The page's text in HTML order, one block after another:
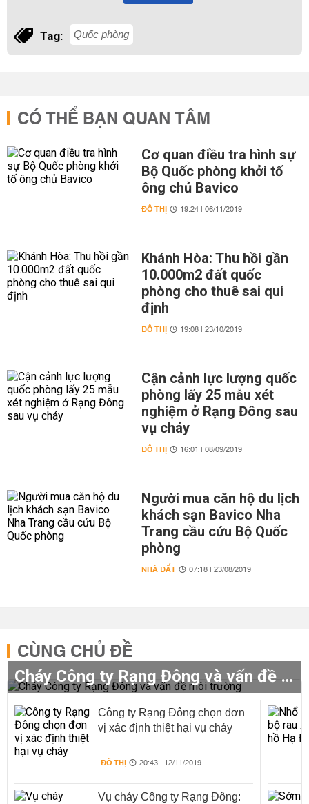
Tag: Quốc phòng
CÓ THỂ BẠN QUAN TÂM
Cơ quan điều tra hình sự
Bộ Quốc phòng khởi tố
ông chủ Bavico
ĐÔ THỊ 19:24 | 06/11/2019
Khánh Hòa: Thu hồi gần
10.000m2 đất quốc
phòng cho thuê sai qui
định
ĐÔ THỊ 19:08 | 23/10/2019
Cận cảnh lực lượng quốc
phòng lấy 25 mẫu xét
nghiệm ở Rạng Đông sau
vụ cháy
ĐÔ THỊ 16:01 | 08/09/2019
Người mua căn hộ du lịch
khách sạn Bavico Nha
Trang cầu cứu Bộ Quốc
phòng
NHÀ ĐẤT 07:18 | 23/08/2019
CÙNG CHỦ ĐỀ
Cháy Công ty Rạng Đông và vấn đề môi trường
Công ty Rạng Đông chọn đơn
vị xác định thiệt hại vụ cháy
ĐÔ THỊ 20:43 | 12/11/2019
Vụ cháy Công ty Rạng Đông: